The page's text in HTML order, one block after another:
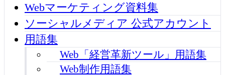
Webマーケティング資料集
ソーシャルメディア 公式アカウント
用語集
Web「経営革新ツール」用語集
Web制作用語集